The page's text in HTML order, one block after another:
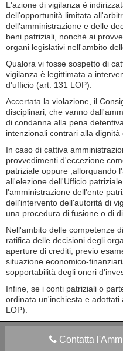
L'azione di vigilanza è
dell'opportunità limitata
dell'amministrazione e delle
beni patriziali, nonché ai
organi legislativi nell'ambito
Qualora vi fosse sospetto di
vigilanza è legittimata a
d'ufficio (art. 131 LOP).
Accertata la violazione, il
disciplinari, che vanno
di condanna alla pena
intenzionali contrari alla
In caso di cattiva
provvedimenti d'eccezione
patriziale oppure ,allorquando
all'elezione dell'Ufficio
l'amministrazione dell'ente
dell'intervento dell'autorità di
una procedura di fusione o di
Nell'ambito delle competenze
ratifica delle decisioni degli
aperture di crediti, previo
situazione economico-
sopportabilità degli oneri
Infine, se i conti patriziali o
ordinata un'inchiesta e
LOP).
Contatta